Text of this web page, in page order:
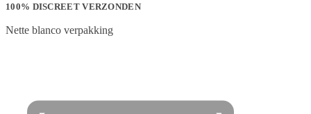
100% DISCREET VERZONDEN
Nette blanco verpakking